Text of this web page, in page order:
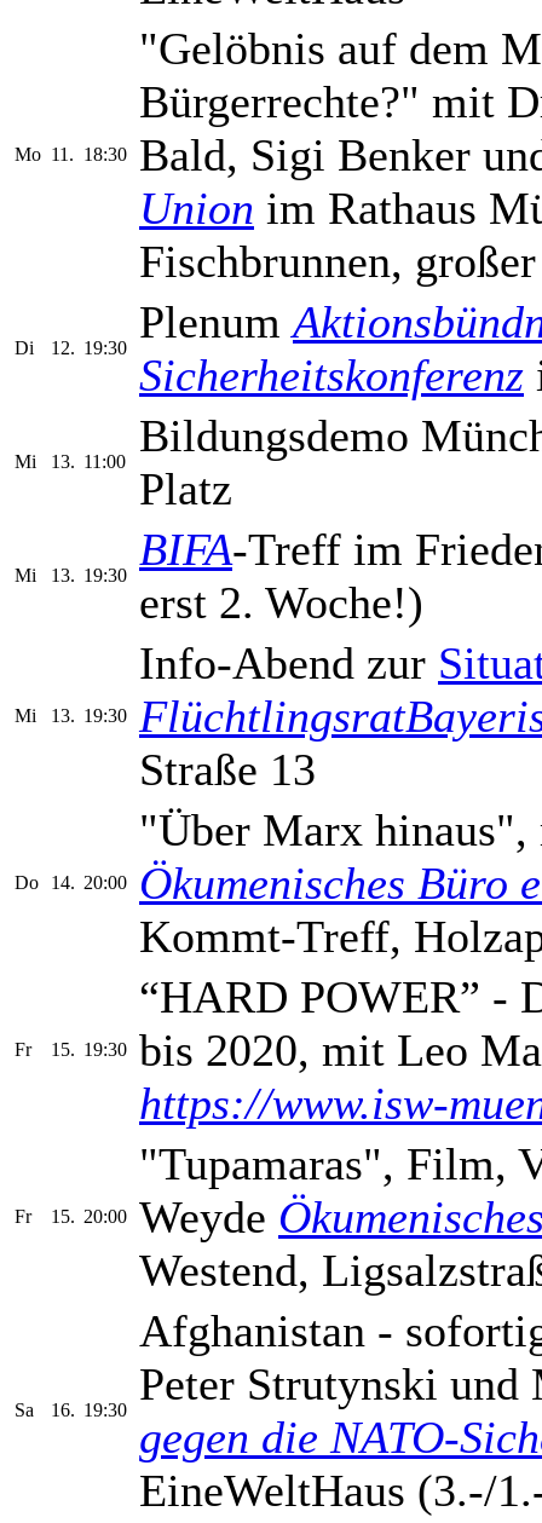
Mo 11. 18:30
"Gelöbnis auf dem
Bürgerrechte?" mit
Bald, Sigi Benker
Union im Rathaus
Fischbrunnen,
Di 12. 19:30
Plenum
Sicherheitskonferenz
Mi 13. 11:00
Bildungsdemo
Platz
Mi 13. 19:30
BIFA-Treff im
erst 2. Woche!)
Mi 13. 19:30
Info-Abend zur
Straße 13
Do 14. 20:00
"Über Marx
Ökumenisches Büro
Kommt-Treff,
Fr 15. 19:30
“HARD POWER” -
bis 2020, mit Leo
https://www.isw-
Fr 15. 20:00
"Tupamaras", Film,
Weyde
Westend,
Sa 16. 19:30
Afghanistan -
Peter Strutynski
gegen die NATO-
EineWeltHaus (3.-/